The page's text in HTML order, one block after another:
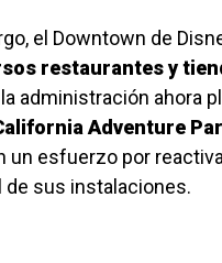
el Downtown de
restaurantes y
administración ahora
Adventure
un esfuerzo por
de sus instalaciones.